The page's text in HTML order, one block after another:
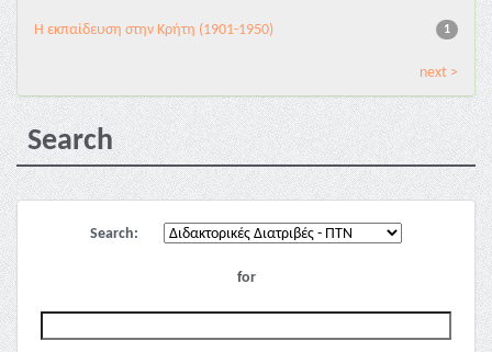
1
Η εκπαίδευση στην Κρήτη (1901-1950)
next >
Search
Search:
for